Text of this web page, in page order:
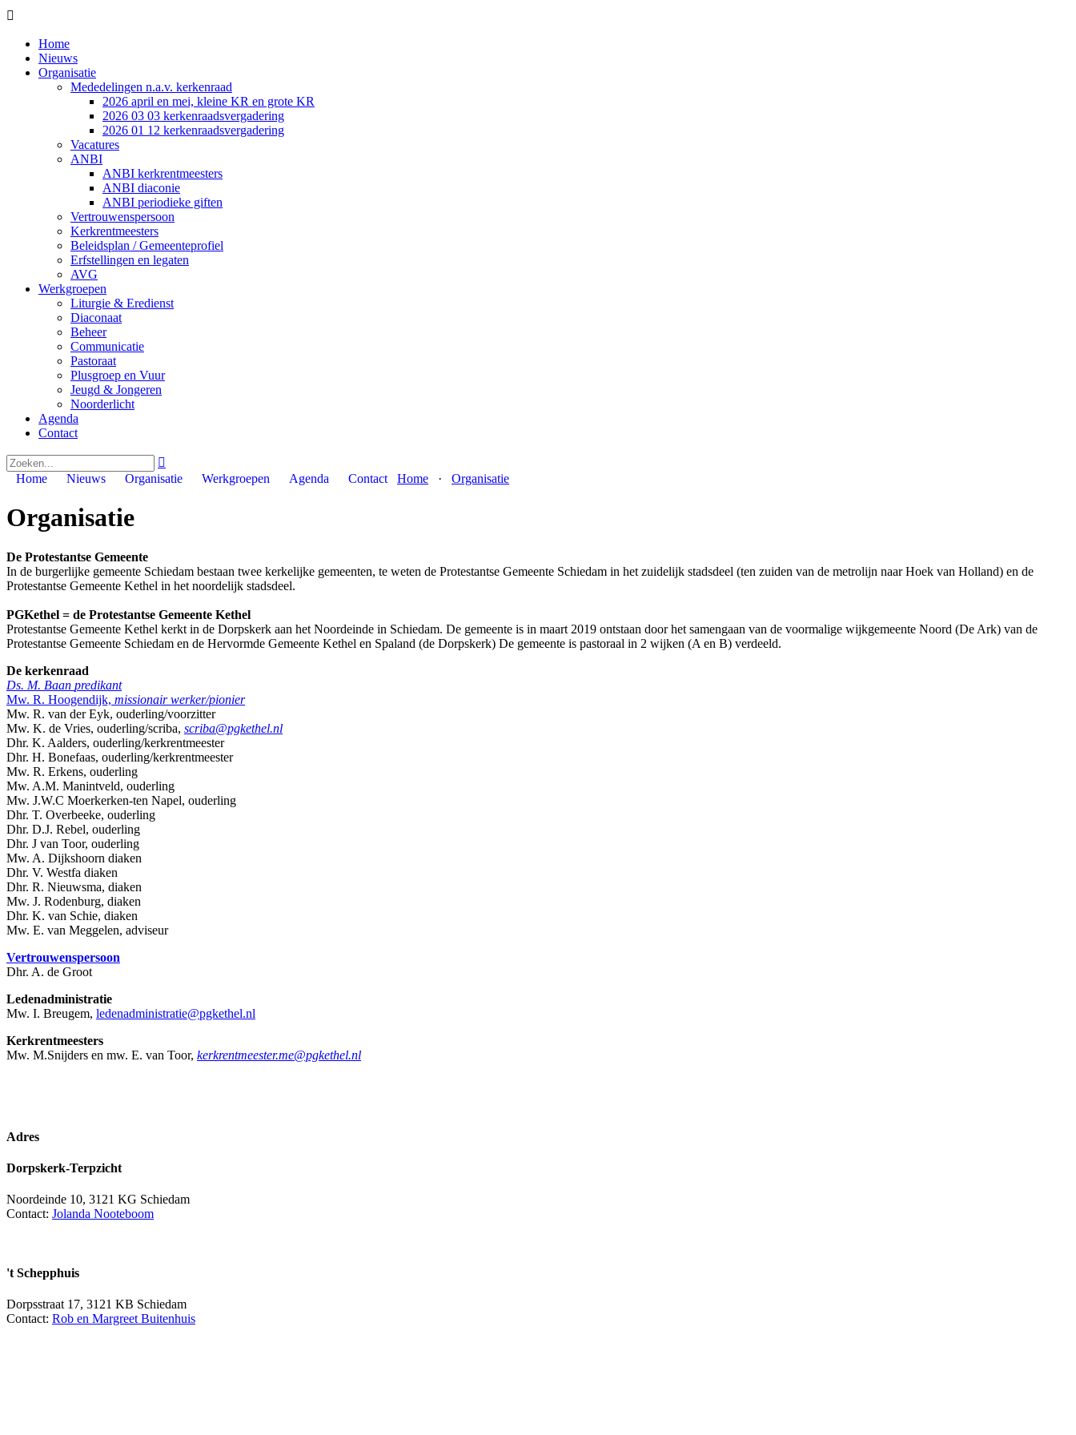

Home
Nieuws
Organisatie
Mededelingen n.a.v. kerkenraad
2026 april en mei, kleine KR en grote KR
2026 03 03 kerkenraadsvergadering
2026 01 12 kerkenraadsvergadering
Vacatures
ANBI
ANBI kerkrentmeesters
ANBI diaconie
ANBI periodieke giften
Vertrouwenspersoon
Kerkrentmeesters
Beleidsplan / Gemeenteprofiel
Erfstellingen en legaten
AVG
Werkgroepen
Liturgie & Eredienst
Diaconaat
Beheer
Communicatie
Pastoraat
Plusgroep en Vuur
Jeugd & Jongeren
Noorderlicht
Agenda
Contact

Home
Nieuws Organisatie Werkgroepen Agenda Contact Home · Organisatie
Organisatie
De Protestantse Gemeente
In de burgerlijke gemeente Schiedam bestaan twee kerkelijke gemeenten, te weten de Protestantse Gemeente Schiedam in het zuidelijk stadsdeel (ten zuiden van de metrolijn naar Hoek van Holland) en de
Protestantse Gemeente Kethel in het noordelijk stadsdeel.
PGKethel = de Protestantse Gemeente Kethel
Protestantse Gemeente Kethel kerkt in de Dorpskerk aan het Noordeinde in Schiedam. De gemeente is in maart 2019 ontstaan door het samengaan van de voormalige wijkgemeente Noord (De Ark) van de
Protestantse Gemeente Schiedam en de Hervormde Gemeente Kethel en Spaland (de Dorpskerk) De gemeente is pastoraal in 2 wijken (A en B) verdeeld.
De kerkenraad
Ds. M. Baan predikant
Mw. R. Hoogendijk, missionair werker/pionier
Mw. R. van der Eyk, ouderling/voorzitter
Mw. K. de Vries, ouderling/scriba, scriba@pgkethel.nl
Dhr. K. Aalders, ouderling/kerkrentmeester
Dhr. H. Bonefaas, ouderling/kerkrentmeester
Mw. R. Erkens, ouderling
Mw. A.M. Manintveld, ouderling
Mw. J.W.C Moerkerken-ten Napel, ouderling
Dhr. T. Overbeeke, ouderling
Dhr. D.J. Rebel, ouderling
Dhr. J van Toor, ouderling
Mw. A. Dijkshoorn diaken
Dhr. V. Westfa diaken
Dhr. R. Nieuwsma, diaken
Mw. J. Rodenburg, diaken
Dhr. K. van Schie, diaken
Mw. E. van Meggelen, adviseur
Vertrouwenspersoon
Dhr. A. de Groot
Ledenadministratie
Mw. I. Breugem, ledenadministratie@pgkethel.nl
Kerkrentmeesters
Mw. M.Snijders en mw. E. van Toor, kerkrentmeester.me@pgkethel.nl
Adres
Dorpskerk-Terpzicht
Noordeinde 10, 3121 KG Schiedam
Contact: Jolanda Nooteboom
't Schepphuis
Dorpsstraat 17, 3121 KB Schiedam
Contact: Rob en Margreet Buitenhuis